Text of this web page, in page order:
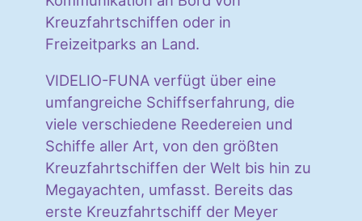
Kreuzfahrtschiffen oder in
Freizeitparks an Land.
VIDELIO-FUNA verfügt über eine
umfangreiche Schiffserfahrung, die
viele verschiedene Reedereien und
Schiffe aller Art, von den größten
Kreuzfahrtschiffen der Welt bis hin zu
Megayachten, umfasst. Bereits das
erste Kreuzfahrtschiff der Meyer